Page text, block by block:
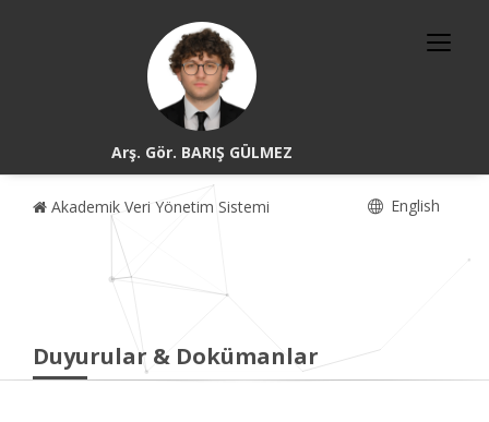
Arş. Gör. BARIŞ GÜLMEZ
Akademik Veri Yönetim Sistemi English
Duyurular & Dokümanlar